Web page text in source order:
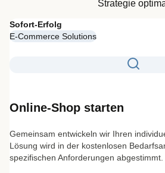
Strategie
Sofort-Erfolg
E-Commerce Solutions
Online-Shop starten
Gemeinsam entwickeln wir Ihren
Lösung wird in der kostenlosen
spezifischen Anforderungen abgestimmt.